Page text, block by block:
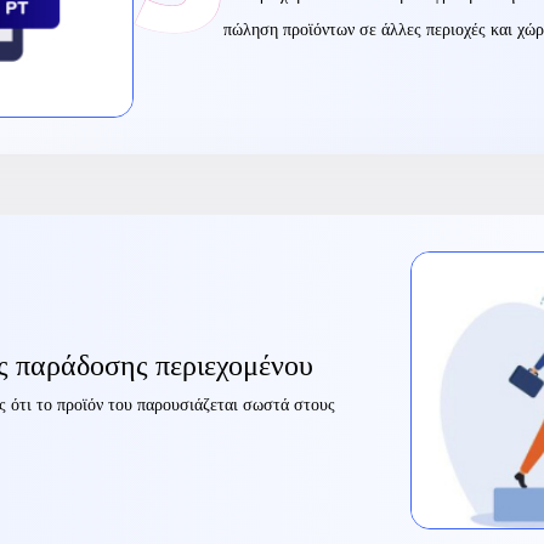
πώληση προϊόντων σε άλλες περιοχές και
παράδοσης περιεχομένου
ότι το προϊόν του παρουσιάζεται σωστά στους